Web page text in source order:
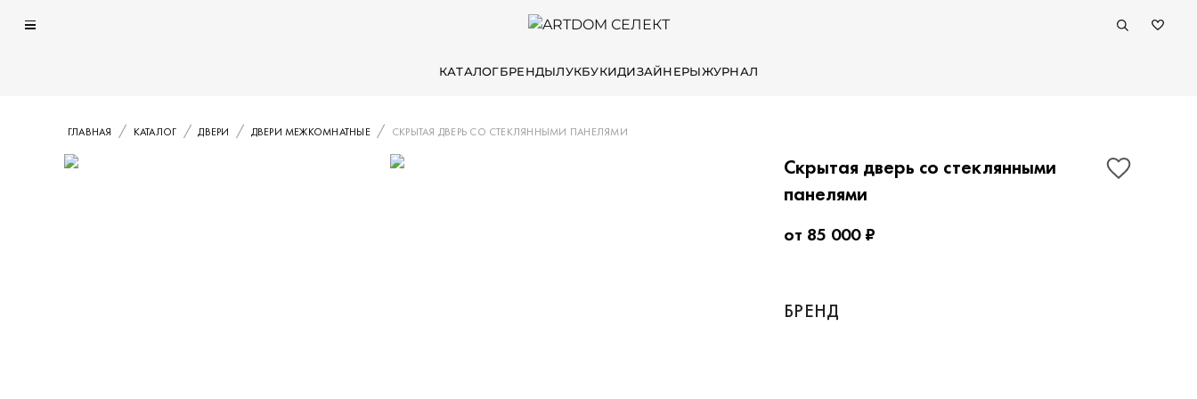
КАТАЛОГБРЕНДЫЛУКБУКИДИЗАЙНЕРЫЖУРНАЛ
ГЛАВНАЯ КАТАЛОГ ДВЕРИ ДВЕРИ МЕЖКОМНАТНЫЕ СКРЫТАЯ ДВЕРЬ СО СТЕКЛЯННЫМИ ПАНЕЛЯМИ
Скрытая дверь со стеклянными
панелями
от 85 000 ₽
БРЕНД